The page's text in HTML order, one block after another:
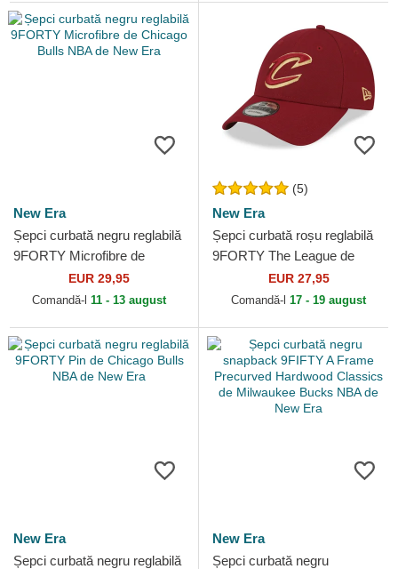
New Era
Șepci curbată negru reglabilă
9FORTY Microfibre de
Chicago Bulls NBA de New
Era
EUR 29,95
Comandă-l 11 - 13 august
(5)
New Era
Șepci curbată roșu reglabilă
9FORTY The League de
Cleveland Cavaliers NBA de
New Era
EUR 27,95
Comandă-l 17 - 19 august
New Era
Șepci curbată negru reglabilă
New Era
Șepci curbată negru